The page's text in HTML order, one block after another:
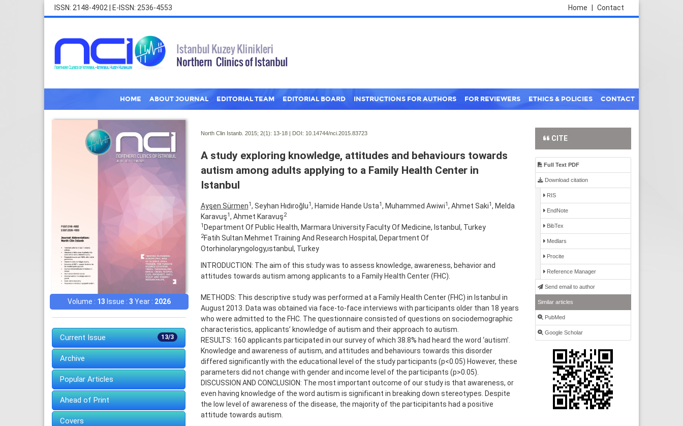
ISSN: 2148-4902 | E-ISSN: 2536-4553 Contact
Home
HOME ABOUT JOURNAL EDITORIAL TEAM EDITORIAL BOARD INSTRUCTIONS FOR AUTHORS FOR REVIEWERS ETHICS & POLICIES CONTACT
Volume : 13 Issue : 3 Year : 2026
13/3
Current Issue
Archive
Popular Articles
Ahead of Print
Covers
North Clin Istanb. 2015; 2(1): 13-18 | DOI: 10.14744/nci.2015.83723
A study exploring knowledge, attitudes and behaviours towards
autism among adults applying to a Family Health Center in
Istanbul
Ayşen Sürmen1, Seyhan Hıdıroğlu1, Hamide Hande Usta1, Muhammed Awiwi1, Ahmet Saki1, Melda
Karavuş1, Ahmet Karavuş2
1 Department Of Public Health, Marmara University Faculty Of Medicine, Istanbul, Turkey
2Fatih Sultan Mehmet Training And Research Hospital, Department Of
Otorhinolaryngology,ıstanbul, Turkey
INTRODUCTION: The aim of this study was to assess knowledge, awareness, behavior and
attitudes towards autism among applicants to a Family Health Center (FHC).
METHODS: This descriptive study was performed at a Family Health Center (FHC) in Istanbul in
August 2013. Data was obtained via face-to-face interviews with participants older than 18 years
who were admitted to the FHC. The questionnaire consisted of questions on sociodemographic
characteristics, applicants’ knowledge of autism and their approach to autism.
RESULTS: 160 applicants participated in our survey of which 38.8% had heard the word ‘autism’.
Knowledge and awareness of autism, and attitudes and behaviours towards this disorder
differed significantly with the educational level of the study participants (p<0.05) However, these
parameters did not change with gender and income level of the participants (p>0.05).
DISCUSSION AND CONCLUSION: The most important outcome of our study is that awareness, or
even having knowledge of the word autism is significant in breaking down stereotypes. Despite
the low level of awareness of the disease, the majority of the participitants had a positive
attitude towards autism.
CITE
Full Text PDF
Download citation
RIS
EndNote
BibTex
Medlars
Procite
Reference Manager
Send email to author
Similar articles
PubMed
Google Scholar